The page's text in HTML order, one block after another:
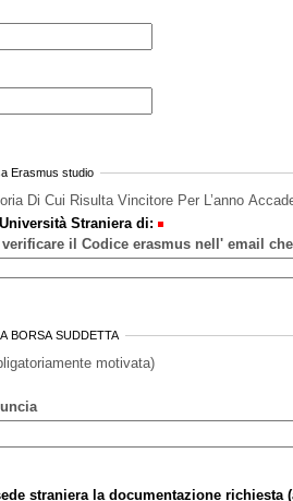
Erasmus studio
Di Cui Risulta Vincitore Per L’anno
Straniera di:
il Codice erasmus nell' email
BORSA SUDDETTA
motivata)
straniera la documentazione